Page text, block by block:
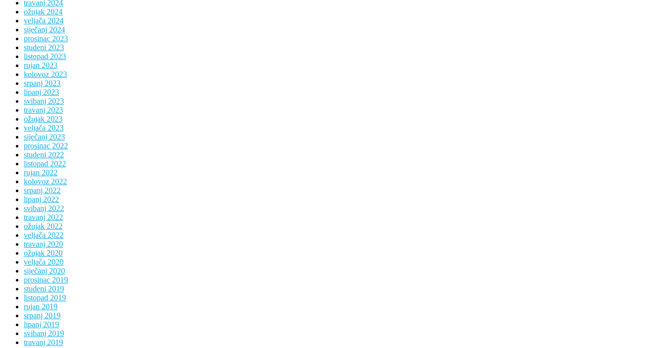
travanj 2024
ožujak 2024
veljača 2024
siječanj 2024
prosinac 2023
studeni 2023
listopad 2023
rujan 2023
kolovoz 2023
srpanj 2023
lipanj 2023
svibanj 2023
travanj 2023
ožujak 2023
veljača 2023
siječanj 2023
prosinac 2022
studeni 2022
listopad 2022
rujan 2022
kolovoz 2022
srpanj 2022
lipanj 2022
svibanj 2022
travanj 2022
ožujak 2022
veljača 2022
travanj 2020
ožujak 2020
veljača 2020
siječanj 2020
prosinac 2019
studeni 2019
listopad 2019
rujan 2019
srpanj 2019
lipanj 2019
svibanj 2019
travanj 2019